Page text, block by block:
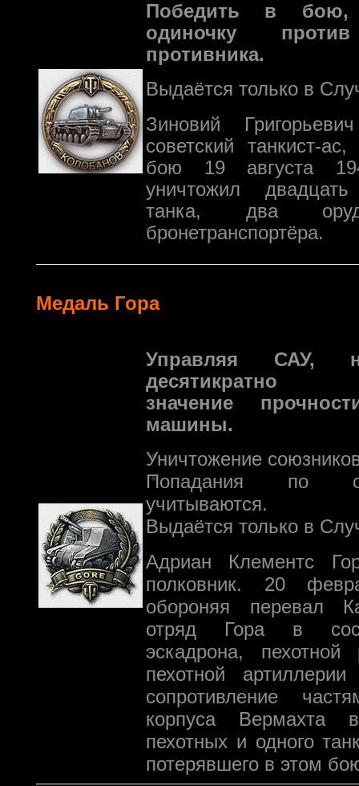
Победить в бою,
одиночку
противника.
Выдаётся только в
Зиновий
советский танкист-
бою 19 августа
уничтожил
танка, два
бронетранспортёра.
Медаль Гора
Управляя САУ,
десятикратно
значение
машины.
Уничтожение
Попадания по
учитываются.
Выдаётся только в
Адриан Клементс
полковник. 20
обороняя перевал
отряд Гора в
эскадрона,
пехотной
сопротивление
корпуса Вермахта
пехотных и одного
потерявшего в этом